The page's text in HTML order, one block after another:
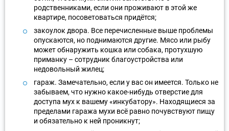
родственниками, если они проживают в этой же
квартире, посоветоваться придётся;
закоулок двора. Все перечисленные выше проблемы
опускаются, но поднимаются другие. Мясо или рыбу
может обнаружить кошка или собака, протухшую
приманку – сотрудник благоустройства или
недовольный жилец;
гараж. Замечательно, если у вас он имеется. Только не
забываем, что нужно какое-нибудь отверстие для
доступа мух к вашему «инкубатору». Находящиеся за
пределами гаража мухи всё равно почувствуют пищу
и обязательно к ней проникнут;